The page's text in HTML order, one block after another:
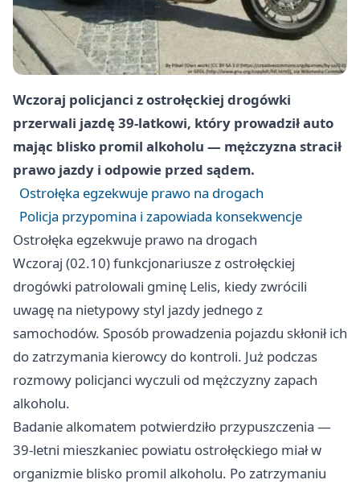
Wczoraj policjanci z ostrołęckiej drogówki
przerwali jazdę 39-latkowi, który prowadził auto
mając blisko promil alkoholu — mężczyzna stracił
prawo jazdy i odpowie przed sądem.
Ostrołęka egzekwuje prawo na drogach
Policja przypomina i zapowiada konsekwencje
Ostrołęka egzekwuje prawo na drogach
Wczoraj (02.10) funkcjonariusze z ostrołęckiej
drogówki patrolowali gminę Lelis, kiedy zwrócili
uwagę na nietypowy styl jazdy jednego z
samochodów. Sposób prowadzenia pojazdu skłonił ich
do zatrzymania kierowcy do kontroli. Już podczas
rozmowy policjanci wyczuli od mężczyzny zapach
alkoholu.
Badanie alkomatem potwierdziło przypuszczenia —
39-letni mieszkaniec powiatu ostrołęckiego miał w
organizmie blisko promil alkoholu. Po zatrzymaniu